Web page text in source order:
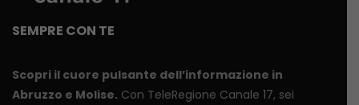
SEMPRE CON TE
Scopri il cuore pulsante dell’informazione in
Abruzzo e Molise. Con TeleRegione Canale 17, sei